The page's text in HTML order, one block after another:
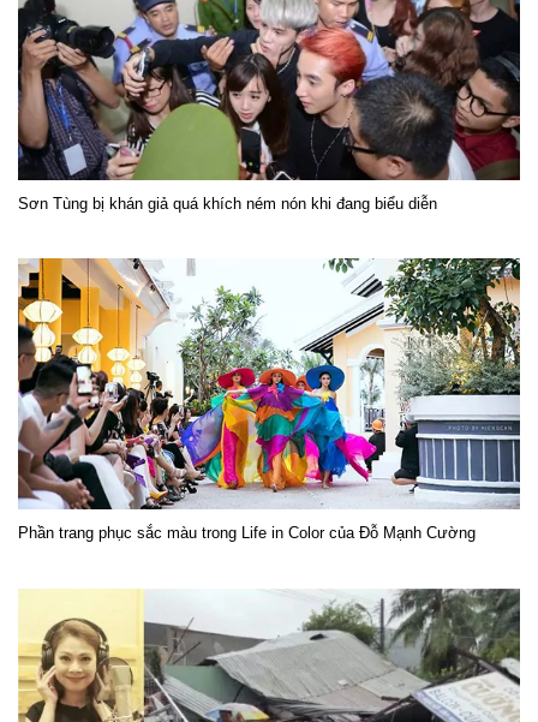
Sơn Tùng bị khán giả quá khích ném nón khi đang biểu diễn
Phần trang phục sắc màu trong Life in Color của Đỗ Mạnh Cường